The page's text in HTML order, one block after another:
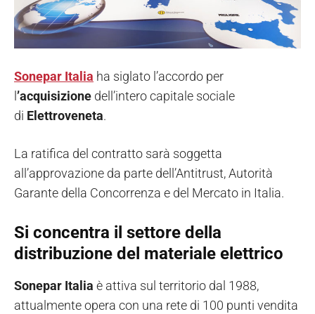
Sonepar Italia ha siglato l’accordo per
’acquisizione dell’intero capitale sociale
di Elettroveneta.
La ratifica del contratto sarà soggetta
all’approvazione da parte dell’Antitrust, Autorità
Garante della Concorrenza e del Mercato in Italia.
Si concentra il settore della
distribuzione del materiale elettrico
Sonepar Italia è attiva sul territorio dal 1988,
attualmente opera con una rete di 100 punti vendita